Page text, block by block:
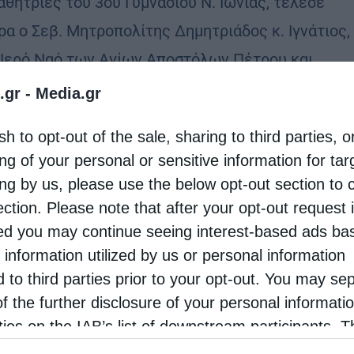
- Media.gr
to opt-out of the sale, sharing to third parties,
of your personal or sensitive information for
by us, please use the below opt-out section to
Please note that after your opt-out request
you may continue seeing interest-based ads
information utilized by us or personal information
to third parties prior to your opt-out. You may
the further disclosure of your personal
on the IAB’s list of downstream participants.
ο Σεβ. Μητροπολίτης Δημητριάδος κ. Ιγνάτιος,
Ναό των Αγίων Αποστόλων Πέτρου και …
Θείες Λειτουργίες ειδικά για μαθητές στη
Δημητριάδος
19 Φεβρουαρίου 2016
μαθητές και τις μαθήτριες του Ενιαίου
Αλμυρού και του Γυμνασίου, του Γενικού
και του ΕΠΑΛ Βελεστίνου λειτούργησε ο
Δημητριάδος κ. Ιγνάτιος την Τετάρτη